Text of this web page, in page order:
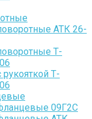
АТК 26-
Т-
Т-
09Г2С